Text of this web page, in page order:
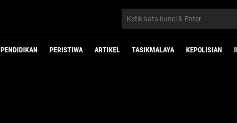
PENDIDIKAN PERISTIWA ARTIKEL TASIKMALAYA KEPOLISIAN